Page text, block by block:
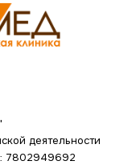
деятельности
7802949692